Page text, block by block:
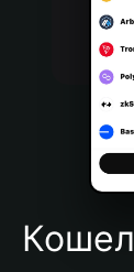
Bahasa
Português
Español